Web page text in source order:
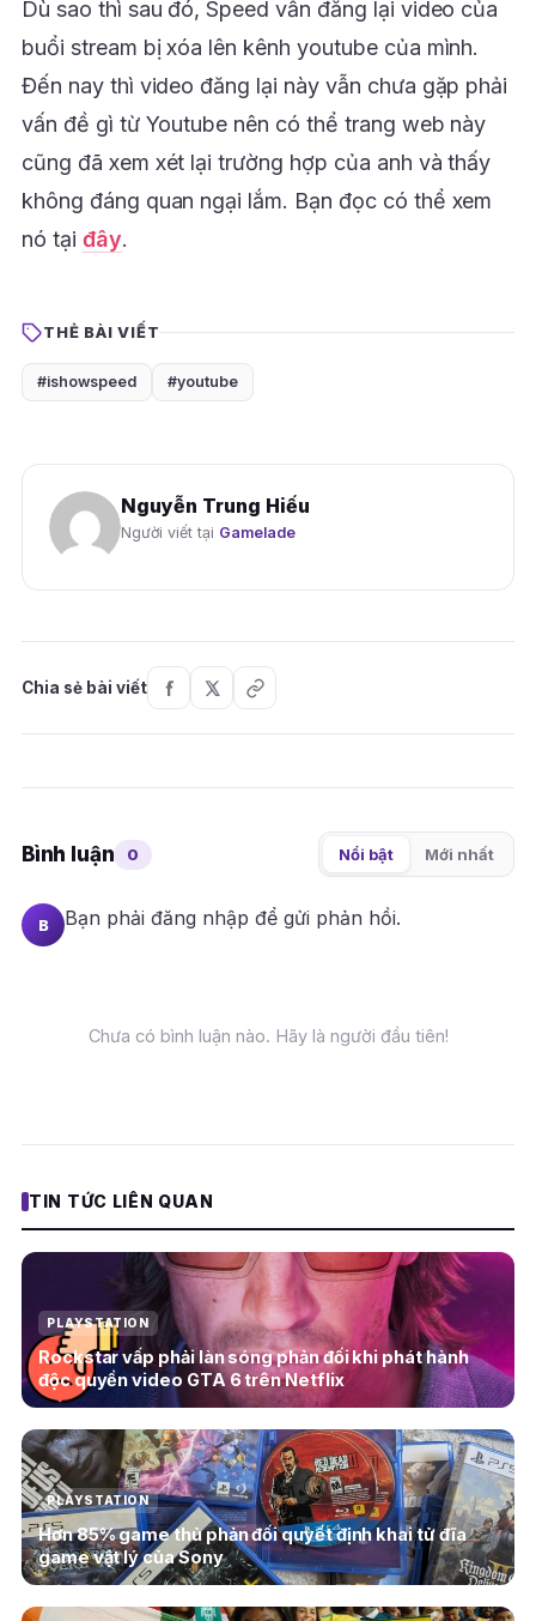
Dù sao thì sau đó, Speed vẫn đăng lại video của
buổi stream bị xóa lên kênh youtube của mình.
Đến nay thì video đăng lại này vẫn chưa gặp phải
vấn đề gì từ Youtube nên có thể trang web này
cũng đã xem xét lại trường hợp của anh và thấy
không đáng quan ngại lắm. Bạn đọc có thể xem
nó tại đây.
THẺ BÀI VIẾT
#ishowspeed #youtube
Nguyễn Trung Hiếu
Người viết tại Gamelade
Chia sẻ bài viết
Bình luận 0 Nổi bật Mới nhất
B Bạn phải đăng nhập để gửi phản hồi.
Chưa có bình luận nào. Hãy là người đầu tiên!
TIN TỨC LIÊN QUAN
PLAYSTATION
Rockstar vấp phải làn sóng phản đối khi phát hành
độc quyền video GTA 6 trên Netflix
PLAYSTATION
Hơn 85% game thủ phản đối quyết định khai tử đĩa
game vật lý của Sony